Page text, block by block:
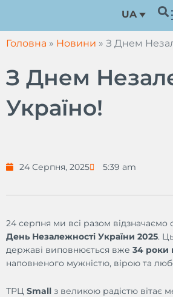
вмісту
UA
Головна » Новини » З Днем
З Днем
Україно!
24 Серпня, 2025 5:39 am
24 серпня ми всі разом
День Незалежності України 2025.
державі виповнюється вже 34 роки
наповненого мужністю, вірою та
ТРЦ Small з великою радістю вітає